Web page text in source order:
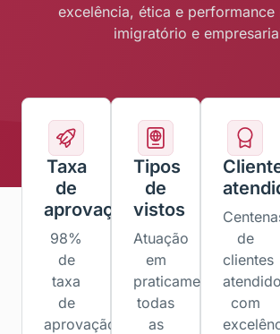
excelência, ética e performance
imigratório e
Taxa
de
aprovação
98%
de
taxa
de
aprovação
Tipos
de
vistos
Atuação
em
praticamente
todas
as
de
clientes
com